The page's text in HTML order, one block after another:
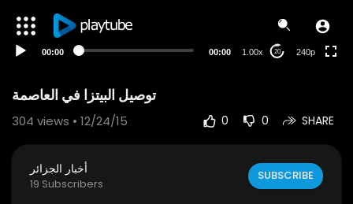
00:00 00:00 1.00x 20 240p
توصيل البيتزا في العاصمة
304 views • 12/24/15 0 0 SHARE
أخبار الجزائر
19 Subscribers
SUBSCRIBE